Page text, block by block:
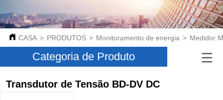
CASA > PRODUTOS > Monitoramento de energia > Medidor
Categoria de Produto
Transdutor de Tensão BD-DV DC